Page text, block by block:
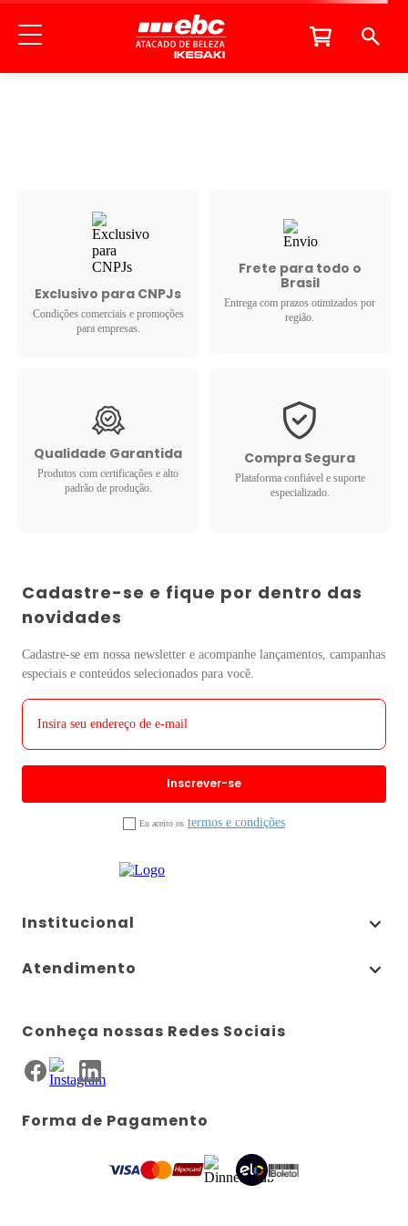
Exclusivo para CNPJs
Condições comerciais e promoções
para empresas.
Frete para todo o
Brasil
Entrega com prazos otimizados por
região.
Qualidade Garantida
Produtos com certificações e alto
padrão de produção.
Compra Segura
Plataforma confiável e suporte
especializado.
Cadastre-se e fique por dentro das
novidades
Cadastre-se em nossa newsletter e acompanhe lançamentos, campanhas
especiais e conteúdos selecionados para você.
Inscrever-se
Eu aceito os termos e condições
Institucional
Atendimento
Conheça nossas Redes Sociais
Forma de Pagamento